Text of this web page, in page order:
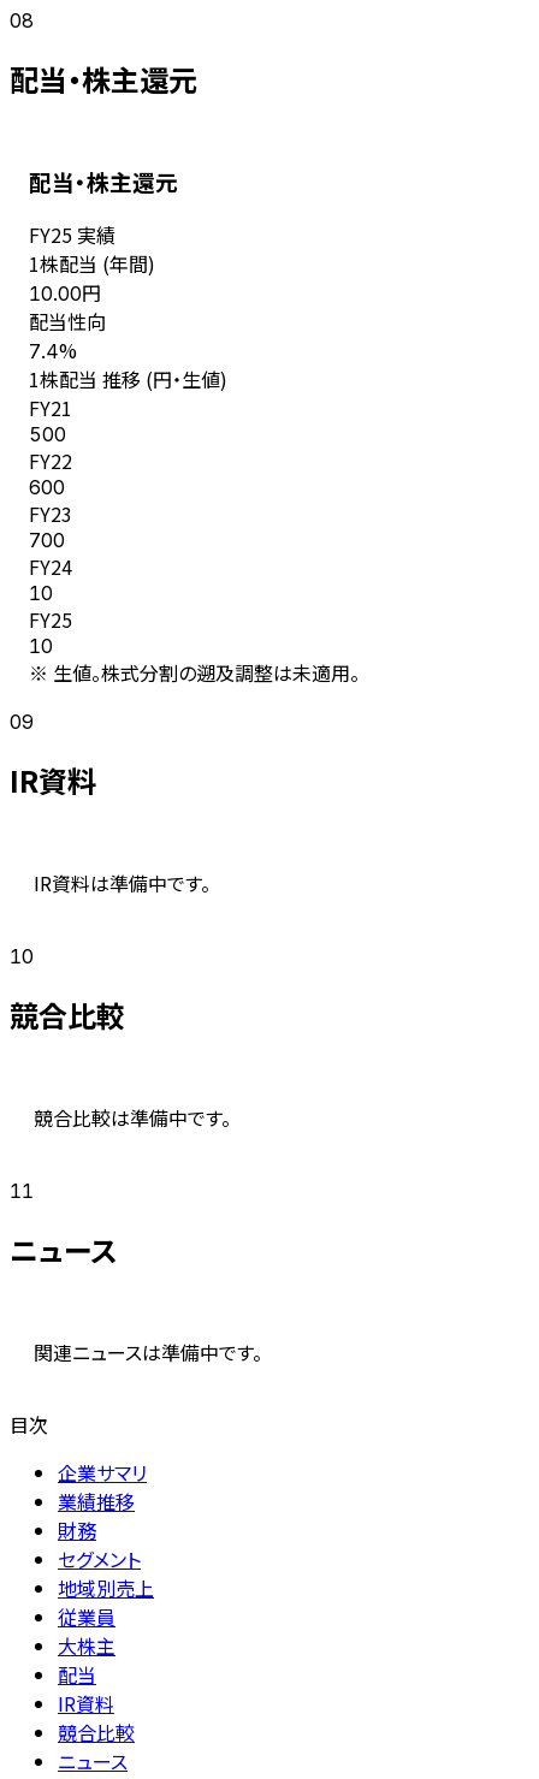
08
配当・株主還元
配当・株主還元
FY25 実績
1株配当 (年間)
10.00円
配当性向
7.4%
1株配当 推移 (円・生値)
FY21
500
FY22
600
FY23
700
FY24
10
FY25
10
※ 生値。株式分割の遡及調整は未適用。
09
IR資料
IR資料は準備中です。
10
競合比較
競合比較は準備中です。
11
ニュース
関連ニュースは準備中です。
目次
企業サマリ
業績推移
財務
セグメント
地域別売上
従業員
大株主
配当
IR資料
競合比較
ニュース